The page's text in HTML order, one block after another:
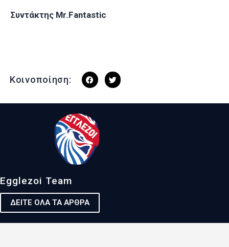
Συντάκτης Mr.Fantastic
Κοινοποίηση:
Egglezoi Team
ΔΕΙΤΕ ΟΛΑ ΤΑ ΑΡΘΡΑ